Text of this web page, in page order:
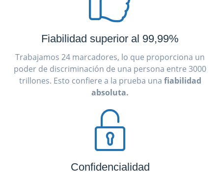
Fiabilidad superior al 99,99%
Trabajamos 24 marcadores, lo que proporciona un
poder de discriminación de una persona entre 3000
trillones. Esto confiere a la prueba una fiabilidad
absoluta.
Confidencialidad